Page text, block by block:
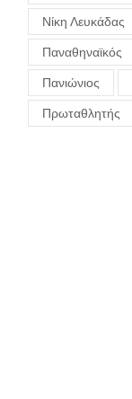
Νίκη Λευκάδας
Παναθηναϊκός
Πανιώνιος
Πρωταθλητής